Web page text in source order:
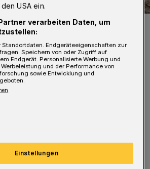
die Lage schnell in den Griff.
von zwei Seiten mit drei C-
zu verhindern, dass sich die
Hanglage ausbreiten konnten.
rund 50 Quadratmeter
USA ein.
verarbeiten Daten, um
Standortdaten. Endgeräteeigenschaften zur
Speichern von oder Zugriff auf
Endgerät. Personalisierte Werbung und
und der Performance von
sowie Entwicklung und
Einstellungen